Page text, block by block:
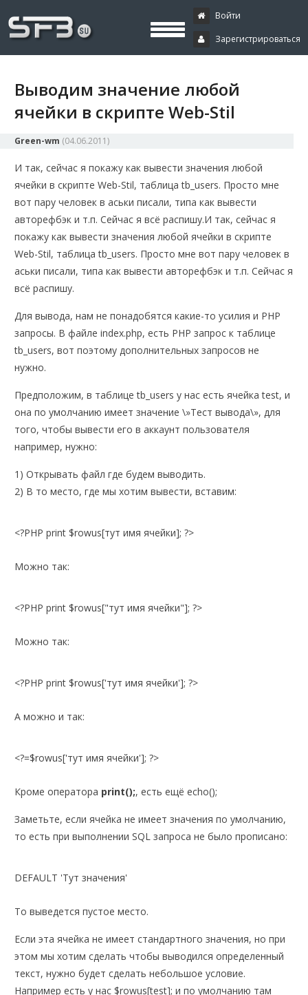
Буксы, программирование,
криптовалюта
криптовалюта и майнинг, экономические игры
Войти
Зарегистрироваться
Выводим значение любой
ячейки в скрипте Web-Stil
Green-wm (04.06.2011)
И так, сейчас я покажу как вывести значения любой
ячейки в скрипте Web-Stil, таблица tb_users. Просто мне
вот пару человек в аськи писали, типа как вывести
авторефбэк и т.п. Сейчас я всё распишу.И так, сейчас я
покажу как вывести значения любой ячейки в скрипте
Web-Stil, таблица tb_users. Просто мне вот пару человек в
аськи писали, типа как вывести авторефбэк и т.п. Сейчас я
всё распишу.
Для вывода, нам не понадобятся какие-то уcилия и PHP
запросы. В файле index.php, есть PHP запрос к таблице
tb_users, вот поэтому дополнительных запросов не
нужно.
Предположим, в таблице tb_users у нас есть ячейка test, и
она по умолчанию имеет значение \»Тест вывода\», для
того, чтобы вывести его в аккаунт пользователя
например, нужно:
1) Открывать файл где будем выводить.
2) В то место, где мы хотим вывести, вставим:
<?PHP print $rowus[тут имя ячейки]; ?>
Можно так:
<?PHP print $rowus["тут имя ячейки"]; ?>
Можно так:
<?PHP print $rowus['тут имя ячейки']; ?>
А можно и так:
<?=$rowus['тут имя ячейки']; ?>
Кроме оператора print();, есть ещё echo();
Заметьте, если ячейка не имеет значения по умолчанию,
то есть при выполнении SQL запроса не было прописано:
DEFAULT 'Тут значения'
То выведется пустое место.
Если эта ячейка не имеет стандартного значения, но при
этом мы хотим сделать чтобы выводился определенный
текст, нужно будет сделать небольшое условие.
Например есть у нас $rowus[test]; и по умолчанию там